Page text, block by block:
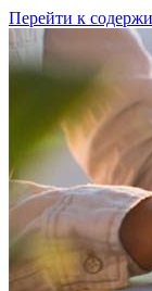
Перейти к